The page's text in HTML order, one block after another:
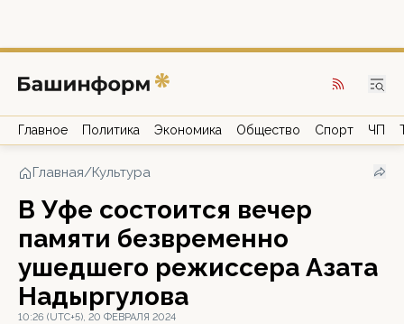
Главное Политика Экономика Общество Спорт ЧП
Главная/Культура
В Уфе состоится вечер
памяти безвременно
ушедшего режиссера Азата
Надыргулова
10:26 (UTC+5), 20 ФЕВРАЛЯ 2024